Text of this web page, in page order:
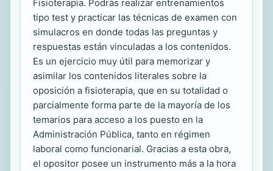
Fisioterapia. Podrás realizar entrenamientos
tipo test y practicar las técnicas de examen con
simulacros en donde todas las preguntas y
respuestas están vinculadas a los contenidos.
Es un ejercicio muy útil para memorizar y
asimilar los contenidos literales sobre la
oposición a fisioterapia, que en su totalidad o
parcialmente forma parte de la mayoría de los
temarios para acceso a los puesto en la
Administración Pública, tanto en régimen
laboral como funcionarial. Gracias a esta obra,
el opositor posee un instrumento más a la hora